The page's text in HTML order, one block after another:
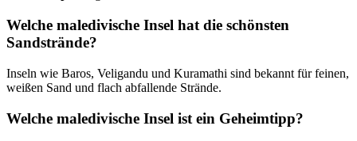
Welche maledivische Insel hat die schönsten
Sandstrände?
Inseln wie Baros, Veligandu und Kuramathi sind bekannt für feinen,
weißen Sand und flach abfallende Strände.
Welche maledivische Insel ist ein Geheimtipp?